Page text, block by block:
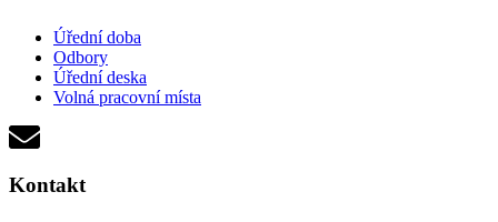
Úřední doba
Odbory
Úřední deska
Volná pracovní místa
Kontakt